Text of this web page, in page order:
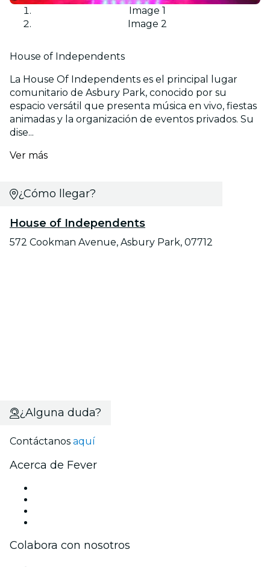
Image 1
Image 2
House of Independents
La House Of Independents es el principal lugar
comunitario de Asbury Park, conocido por su
espacio versátil que presenta música en vivo, fiestas
animadas y la organización de eventos privados. Su
dise...
Ver más
¿Cómo llegar?
House of Independents
572 Cookman Avenue, Asbury Park, 07712
¿Alguna duda?
Contáctanos aquí
Acerca de Fever
Colabora con nosotros